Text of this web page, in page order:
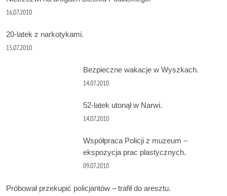
16.07.2010
20-latek z narkotykami.
15.07.2010
Bezpieczne wakacje w Wyszkach.
14.07.2010
52-latek utonął w Narwi.
14.07.2010
Współpraca Policji z muzeum –
ekspozycja prac plastycznych.
09.07.2010
Próbował przekupić policjantów – trafił do aresztu.